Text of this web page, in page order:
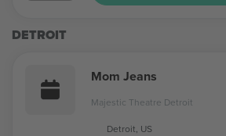
DETROIT
Mom Jeans
Majestic Theatre Detroit
Detroit, US